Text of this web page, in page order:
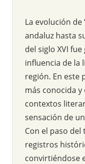
La evolución
andaluz hasta
del siglo XVI
influencia de la
región. En este
más conocida
contextos
sensación de
Con el paso
registros
convirtiéndose